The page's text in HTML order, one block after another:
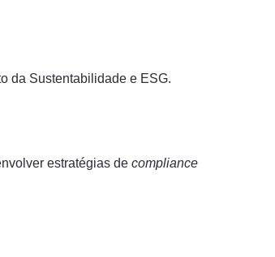
da Sustentabilidade e ESG.
estratégias de compliance